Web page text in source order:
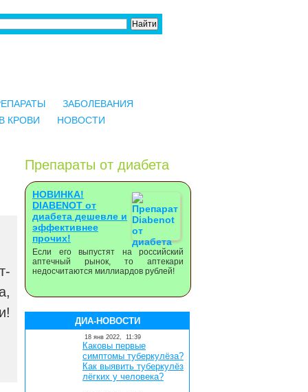
ЗАБОЛЕВАНИЯ
КРОВИ
НОВОСТИ
Препараты от диабета
НОВИНКА!
DIABENOT от
диабета дешевле и
эффективнее
прочих!
Если его выпустят на российский
аптечный рынок, то аптекари
недосчитаются миллиардов рублей!
ДИА-НОВОСТИ
18 янв 2022, 11:39
Каковы первые
симптомы туберкулёза?
Как выявить туберкулёз
лёгких у человека?